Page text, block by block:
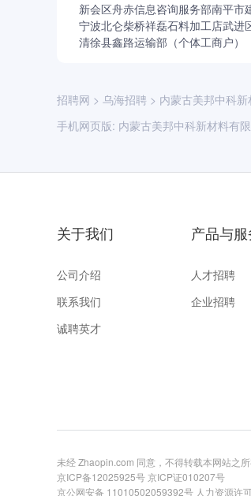
新会区舟赤信息咨询服务部南平市
宁波北仑柴桥祥磊石料加工店武进
清徐县鑫路运输部（个体工商户）
招聘网 > 乌海招聘 > 内蒙古美邦中科
手机网页版: 内蒙古美邦中科新材料有
关于我们
公司介绍
联系我们
诚聘英才
产品与
人才招聘
企业招聘
未经 Zhaopin.com 同意，不得转载本网站之
京ICP备12025925号京ICP证010207号
京公网安备 11010502059392号 人力资源许